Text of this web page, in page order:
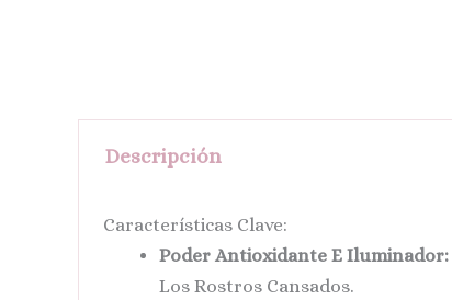
Descripción
Características Clave:
Poder Antioxidante E Iluminador:
Los Rostros Cansados.